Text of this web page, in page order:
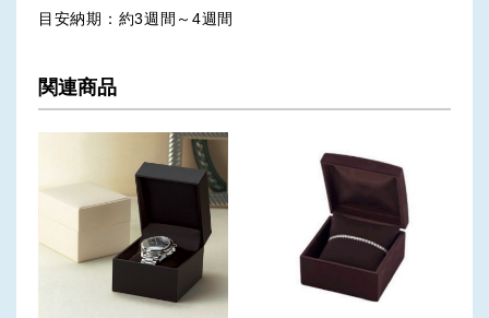
目安納期：約3週間～4週間
関連商品